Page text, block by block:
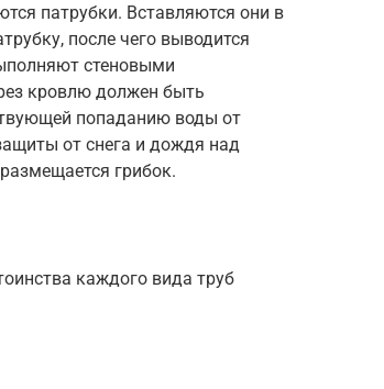
патрубки. Вставляются они в
после чего выводится
стеновыми
кровлю должен быть
попаданию воды от
от снега и дождя над
грибок.
каждого вида труб